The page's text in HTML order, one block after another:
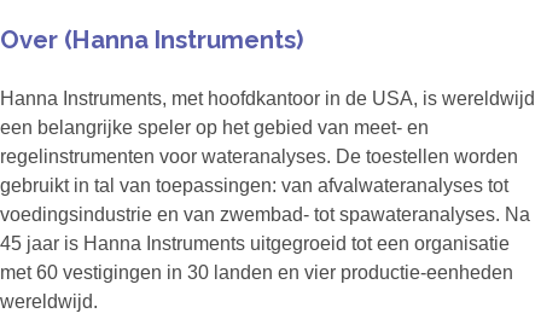
Over (Hanna Instruments)
Hanna Instruments, met hoofdkantoor in de USA, is wereldwijd
een belangrijke speler op het gebied van meet- en
regelinstrumenten voor wateranalyses. De toestellen worden
gebruikt in tal van toepassingen: van afvalwateranalyses tot
voedingsindustrie en van zwembad- tot spawateranalyses. Na
45 jaar is Hanna Instruments uitgegroeid tot een organisatie
met 60 vestigingen in 30 landen en vier productie-eenheden
wereldwijd.